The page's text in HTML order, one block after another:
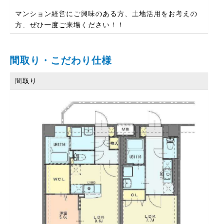
マンション経営にご興味のある方、土地活用をお考えの
方、ぜひ一度ご来場ください！！
間取り・こだわり仕様
間取り